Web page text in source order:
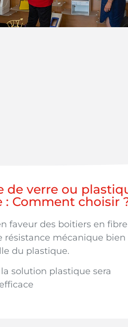
de verre ou
: Comment choisir
faveur des boitiers en fibre
résistance mécanique bien
du plastique.
solution plastique sera